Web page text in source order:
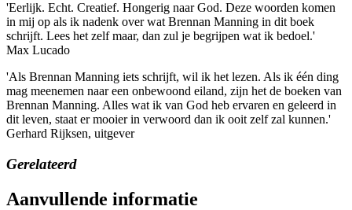
'Eerlijk. Echt. Creatief. Hongerig naar God. Deze woorden komen
in mij op als ik nadenk over wat Brennan Manning in dit boek
schrijft. Lees het zelf maar, dan zul je begrijpen wat ik bedoel.'
Max Lucado
'Als Brennan Manning iets schrijft, wil ik het lezen. Als ik één ding
mag meenemen naar een onbewoond eiland, zijn het de boeken van
Brennan Manning. Alles wat ik van God heb ervaren en geleerd in
dit leven, staat er mooier in verwoord dan ik ooit zelf zal kunnen.'
Gerhard Rijksen, uitgever
Gerelateerd
Aanvullende informatie